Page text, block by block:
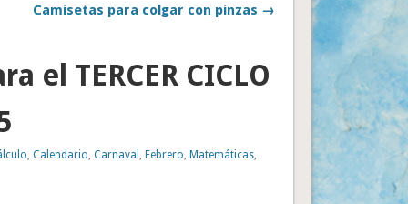
Camisetas para colgar con pinzas →
el TERCER CICLO
,Calendario,Carnaval ,Febrero,Matemáticas,